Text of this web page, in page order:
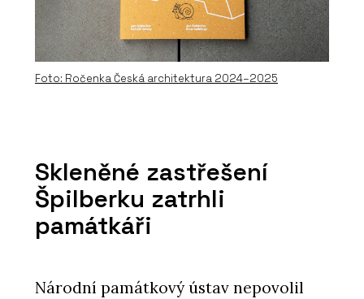
Zelené stěny a sloupy - Jungle
Interiors
Foto: Ročenka Česká architektura 2024–2025
Skleněné zastřešení
Špilberku zatrhli
památkáři
Národní památkový ústav nepovolil